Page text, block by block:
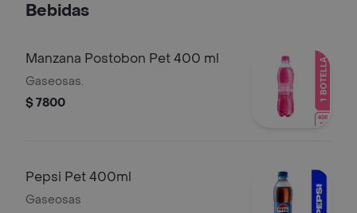
Bebidas
Manzana Postobon Pet 400 ml
Gaseosas.
$ 7800
Pepsi Pet 400ml
Gaseosas